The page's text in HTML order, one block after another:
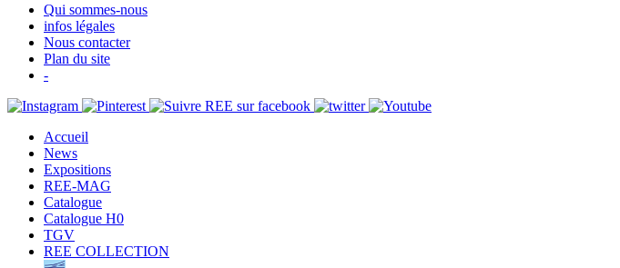
Qui sommes-nous
infos légales
Nous contacter
Plan du site
-
Accueil
News
Expositions
REE-MAG
Catalogue
Catalogue H0
TGV
REE COLLECTION